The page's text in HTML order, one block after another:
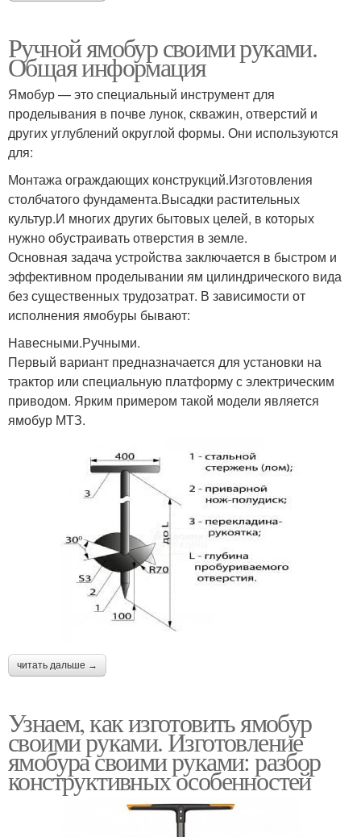
Ручной ямобур своими руками.
Общая информация
Ямобур — это специальный инструмент для
проделывания в почве лунок, скважин, отверстий и
других углублений округлой формы. Они используются
для:
Монтажа ограждающих конструкций.Изготовления
столбчатого фундамента.Высадки растительных
культур.И многих других бытовых целей, в которых
нужно обустраивать отверстия в земле.
Основная задача устройства заключается в быстром и
эффективном проделывании ям цилиндрического вида
без существенных трудозатрат. В зависимости от
исполнения ямобуры бывают:
Навесными.Ручными.
Первый вариант предназначается для установки на
трактор или специальную платформу с электрическим
приводом. Ярким примером такой модели является
ямобур МТЗ.
читать дальше →
Узнаем, как изготовить ямобур
своими руками. Изготовление
ямобура своими руками: разбор
конструктивных особенностей